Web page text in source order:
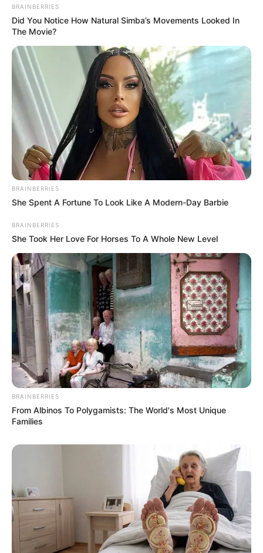
Tidak diketahui siapa mantan pacarnya.
Berapa Kekayaannya
Tidak diketahui pasti berapa kekayaan bersihnya.
Apa kewarganegaraannya?
Kewarganegaraannya adalah Indonesia.
TAGS AKTOR PENULIS LAGU PENYANYI
PRODUSER REKAMAN
RANDY DANISTHA
SELEBRITI INDONESIA
BRAINBERRIES
Did You Notice How Natural Simba’s Movements Looked In
The Movie?
BRAINBERRIES
She Spent A Fortune To Look Like A Modern-Day Barbie
BRAINBERRIES
She Took Her Love For Horses To A Whole New Level
BRAINBERRIES
From Albinos To Polygamists: The World's Most Unique
Families